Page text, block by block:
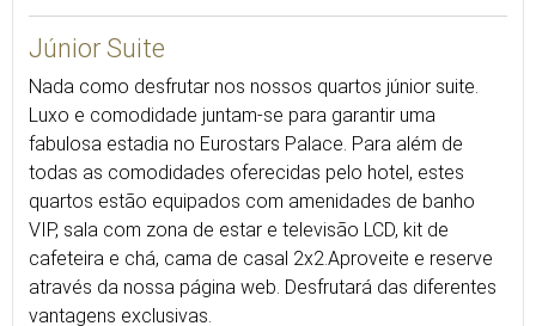
Júnior Suite
Nada como desfrutar nos nossos quartos júnior suite.
Luxo e comodidade juntam-se para garantir uma
fabulosa estadia no Eurostars Palace. Para além de
todas as comodidades oferecidas pelo hotel, estes
quartos estão equipados com amenidades de banho
VIP, sala com zona de estar e televisão LCD, kit de
cafeteira e chá, cama de casal 2x2.Aproveite e reserve
através da nossa página web. Desfrutará das diferentes
vantagens exclusivas.